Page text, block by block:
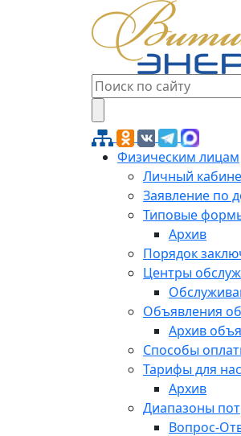
Физическим лицам
Личный
Заявление по
Типовые
Архив
Порядок
Центры
Объявления
Архив
Способы
Тарифы для
Архив
Диапазоны
Вопрос-